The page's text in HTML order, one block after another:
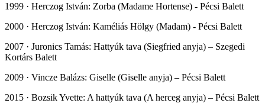
1999 · Herczog István: Zorba (Madame Hortense) - Pécsi Balett
2000 · Herczog István: Kaméliás Hölgy (Madam) - Pécsi Balett
2007 · Juronics Tamás: Hattyúk tava (Siegfried anyja) – Szegedi
Kortárs Balett
2009 · Vincze Balázs: Giselle (Giselle anyja) – Pécsi Balett
2015 · Bozsik Yvette: A hattyúk tava (A herceg anyja) – Pécsi Balett